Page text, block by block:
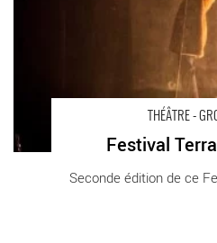
THÉÂTRE -
Festival